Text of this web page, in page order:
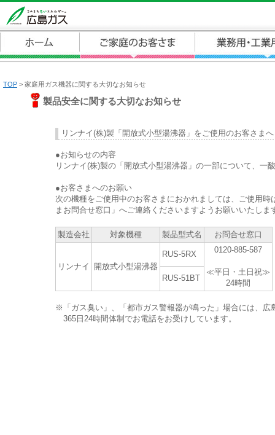
TOP > 家庭用ガス機器に関する大切なお知らせ
製品安全に関する大切なお知らせ
リンナイ(株)製「開放式小型湯沸器」をご使用のお客さまへ
●お知らせの内容
リンナイ(株)製の「開放式小型湯沸器」の一部について、
●お客さまへのお願い
次の機種をご使用中のお客さまにおかれましては、ご使用
まお問合せ窓口」へご連絡くださいますようお願いいたしま
製造会社 対象機種 製品型式名 お問合せ窓口
リンナイ 開放式小型湯沸器
RUS-5RX 0120-885-587
≪平日・土日祝≫
24時間
RUS-51BT
※ 「ガス臭い」、「都市ガス警報器が鳴った」場合には、
365日24時間体制でお電話をお受けしています。